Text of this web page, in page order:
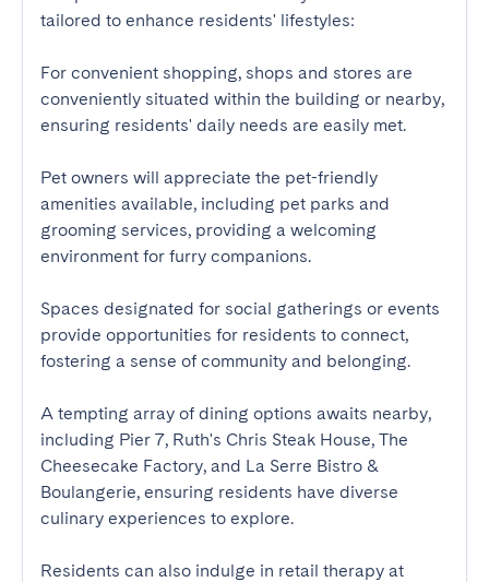
tailored to enhance residents' lifestyles:
For convenient shopping, shops and stores are
conveniently situated within the building or nearby,
ensuring residents' daily needs are easily met.
Pet owners will appreciate the pet-friendly
amenities available, including pet parks and
grooming services, providing a welcoming
environment for furry companions.
Spaces designated for social gatherings or events
provide opportunities for residents to connect,
fostering a sense of community and belonging.
A tempting array of dining options awaits nearby,
including Pier 7, Ruth's Chris Steak House, The
Cheesecake Factory, and La Serre Bistro &
Boulangerie, ensuring residents have diverse
culinary experiences to explore.
Residents can also indulge in retail therapy at